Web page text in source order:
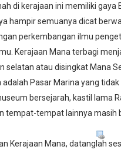
di kerajaan ini memiliki
hampir semuanya dicat
perkembangan ilmu
Kerajaan Mana terbagi
selatan atau disingkat Mana
Pasar Marina yang
bersejarah, kastil lama
tempat-tempat lainnya masih
Kerajaan Mana, datanglah